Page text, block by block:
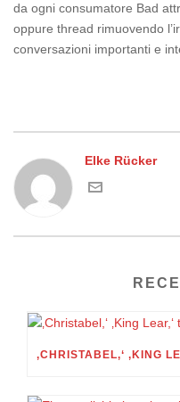
da ogni consumatore Bad
oppure thread rimuovendo
conversazioni importanti e
Elke Rücker